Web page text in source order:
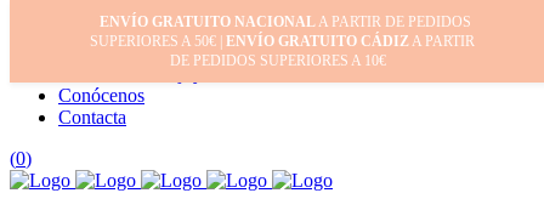
Inicio
Mi cuenta
Conócenos
Contacta
(0)
ENVÍO GRATUITO NACIONALA PARTIR DE PEDIDOS
SUPERIORES A 50€ | ENVÍO GRATUITO CÁDIZA PARTIR
DE PEDIDOS SUPERIORES A 10€